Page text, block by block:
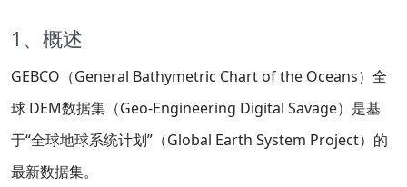
1、概述
GEBCO（General Bathymetric Chart of the Oceans）全
球 DEM数据集（Geo-Engineering Digital Savage）是基
于“全球地球系统计划”（Global Earth System Project）的
最新数据集。